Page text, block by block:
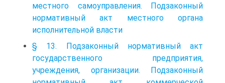
местного самоуправления. Подзаконный
нормативный акт местного органа
исполнительной власти
§ 13. Подзаконный нормативный акт
государственного предприятия,
учреждения, организации. Подзаконный